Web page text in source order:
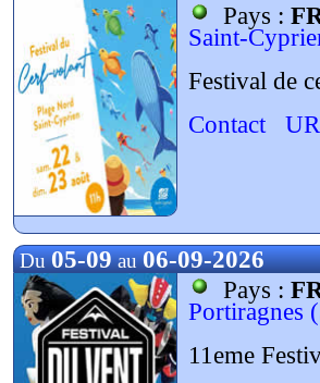
Pays :
Saint-
Festival de
Contact
Du05-09au06-09-2026
Pays :
Portiragnes
11eme